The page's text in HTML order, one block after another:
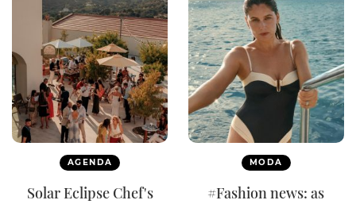
AGENDA
Solar Eclipse Chef's
MODA
#Fashion news: as